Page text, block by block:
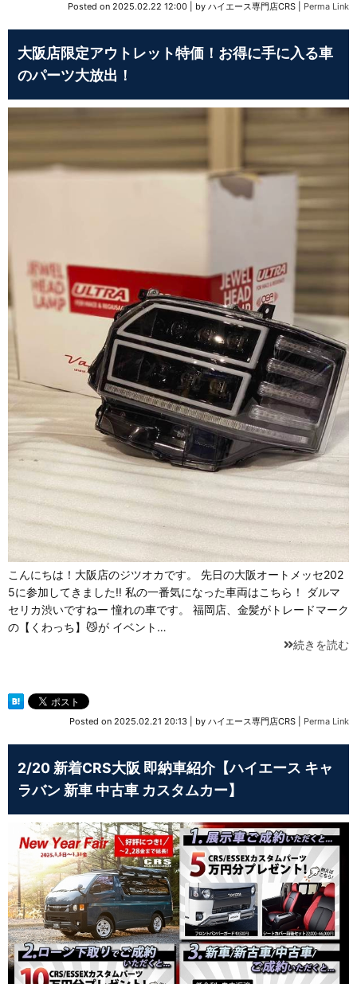
Posted on 2025.02.22 12:00 by ハイエース専門店CRS Perma Link
大阪店限定アウトレット特価！お得に手に入る車
のパーツ大放出！
こんにちは！大阪店のジツオカです。 先日の大阪オートメッセ202
5に参加してきました‼ 私の一番気になった車両はこちら！ ダルマ
セリカ渋いですねー 憧れの車です。 福岡店、金髪がトレードマーク
の【くわっち】😼が イベント…
続きを読む
Posted on 2025.02.21 20:13 by ハイエース専門店CRS Perma Link
2/20 新着CRS大阪 即納車紹介【ハイエース キャ
ラバン 新車 中古車 カスタムカー】